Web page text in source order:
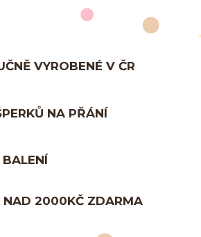
VYROBENÉ V ČR
NA PŘÁNÍ
NAD 2000KČ ZDARMA